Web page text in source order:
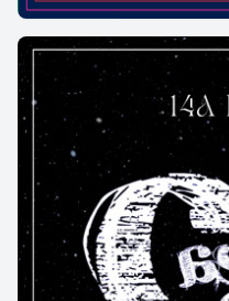
– Cala port de ses
amplada; accés a peu;
– Cala d’en Malaret:
accés a peu; sorra fina
– Cala port
amplada; accés a peu;
Platja Fonda
Aquesta és una cala
localització i accés
característiques